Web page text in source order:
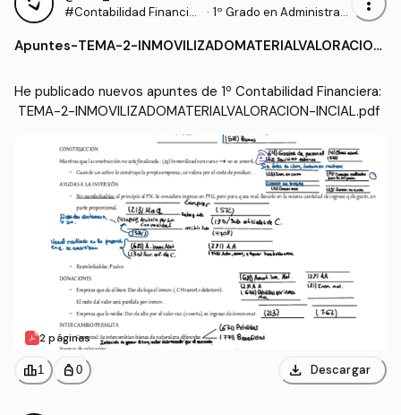
#Contabilidad Financier
· 1º Grado en Administraci
sas (UCAVILA)
Apuntes-TEMA-2-INMOVILIZADOMATERIALVALORACION
He publicado nuevos apuntes de 1º Contabilidad Financiera:
TEMA-2-INMOVILIZADOMATERIALVALORACION-INCIAL.pdf
2 páginas
leaderboard1 personal_bag 0 download Descargar